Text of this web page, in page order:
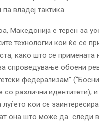
владеј тактика.
Македонија е терен за
технологии кои ќе се
како што се примената
спроведување обоени
федерализам”
со различни идентитети),
кои се
она што може да следи